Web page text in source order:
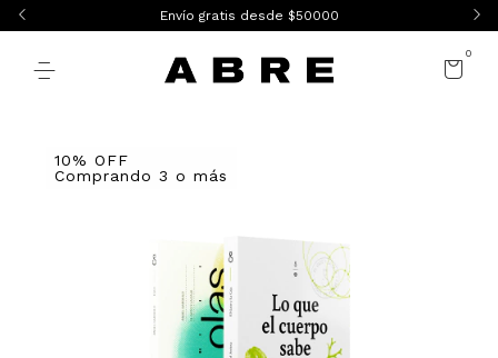
Envío gratis desde $50000
0
10% OFF
Comprando 3 o más